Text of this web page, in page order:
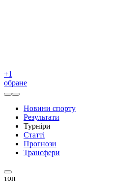
+1
обране
Новини спорту
Результати
Турніри
Статті
Прогнози
Трансфери
топ